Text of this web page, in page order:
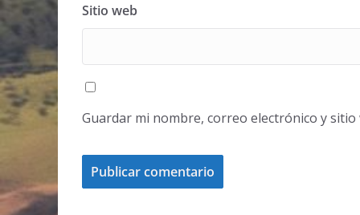
Sitio web
Guardar mi nombre, correo electrónico y